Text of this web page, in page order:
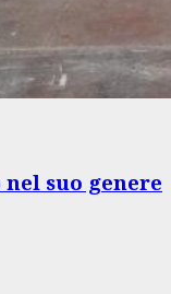
suo genere